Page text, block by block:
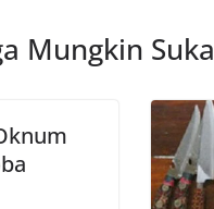
Mungkin Suka